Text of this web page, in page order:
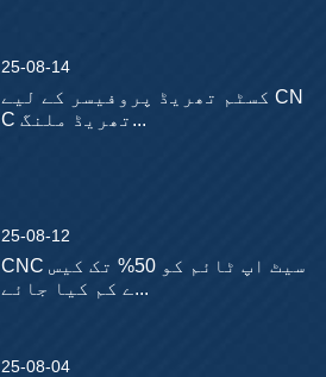
25-08-14
کسٹم تھریڈ پروفیسر کے لیے CN
C تھریڈ ملنگ...
25-08-12
CNC سیٹ اپ ٹائم کو 50% تک کیس
ے کم کیا جائے...
25-08-04